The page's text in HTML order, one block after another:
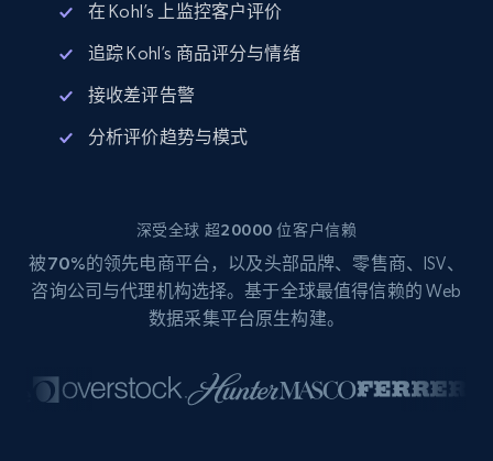
在 Kohl’s 上监控客户评价
追踪 Kohl’s 商品评分与情绪
接收差评告警
分析评价趋势与模式
深受全球 超20000 位客户信赖
被70%的领先电商平台，以及头部品牌、零售商、ISV、
咨询公司与代理机构选择。基于全球最值得信赖的 Web
数据采集平台原生构建。